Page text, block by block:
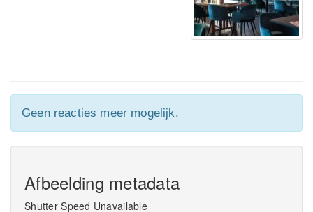
Geen reacties meer mogelijk.
Afbeelding metadata
Shutter Speed Unavailable